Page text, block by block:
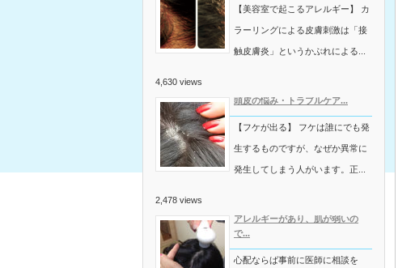
【美容室で起こるアレルギー】 カ
ラーリングによる皮膚刺激は「接
触皮膚炎」というかぶれによる...
4,630 views
頭皮の悩み・トラブルケア...
【フケが出る】 フケは誰にでも発
生するものですが、なぜか異常に
発生してしまう人がいます。正...
2,478 views
アレルギーがあり、肌が弱いの
で...
心配ならば事前に医師に相談を